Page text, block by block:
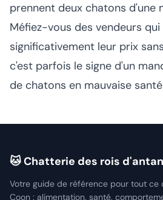
prennent deux chatons d'une
Méfiez-vous des vendeurs
significativement leur prix
c'est parfois le signe d'un
de chatons en mauvaise
🐱 Chatterie des rois d'antan
Votre guide de référence pour tout ce
Coon : alimentation, santé,